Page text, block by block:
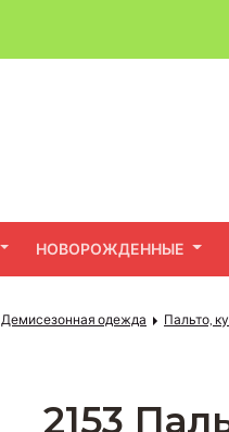
НОВОРОЖДЕННЫЕ
Демисезонная одежда Пальто,
2153